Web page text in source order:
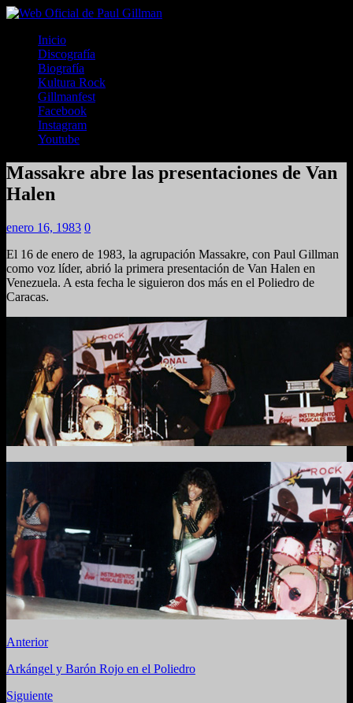
Inicio
Discografía
Biografía
Kultura Rock
Gillmanfest
Facebook
Instagram
Youtube
Massakre abre las presentaciones de Van
Halen
enero 16, 1983 0
El 16 de enero de 1983, la agrupación Massakre, con Paul Gillman
como voz líder, abrió la primera presentación de Van Halen en
Venezuela. A esta fecha le siguieron dos más en el Poliedro de
Caracas.
Anterior
Arkángel y Barón Rojo en el Poliedro
Siguiente